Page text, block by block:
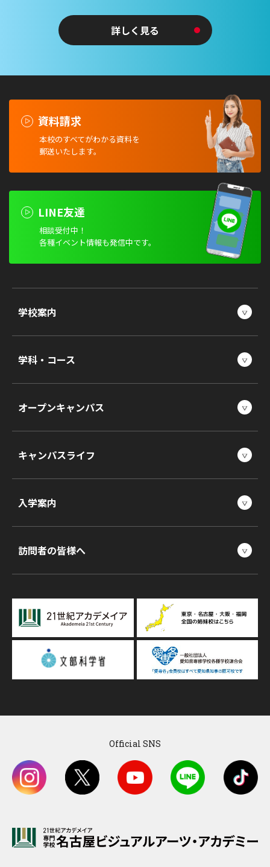
詳しく見る
資料請求
本校のすべてがわかる資料を
郵送いたします。
LINE友達
相談受付中！
各種イベント情報も発信中です。
学校案内
学科・コース
オープンキャンパス
キャンパスライフ
入学案内
訪問者の皆様へ
Official SNS